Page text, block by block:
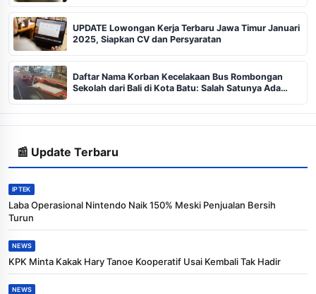
UPDATE Lowongan Kerja Terbaru Jawa Timur Januari
2025, Siapkan CV dan Persyaratan
Daftar Nama Korban Kecelakaan Bus Rombongan
Sekolah dari Bali di Kota Batu: Salah Satunya Ada
📰 Update Terbaru
IPTEK
Laba Operasional Nintendo Naik 150% Meski Penjualan Bersih
Turun
NEWS
KPK Minta Kakak Hary Tanoe Kooperatif Usai Kembali Tak Hadir
NEWS